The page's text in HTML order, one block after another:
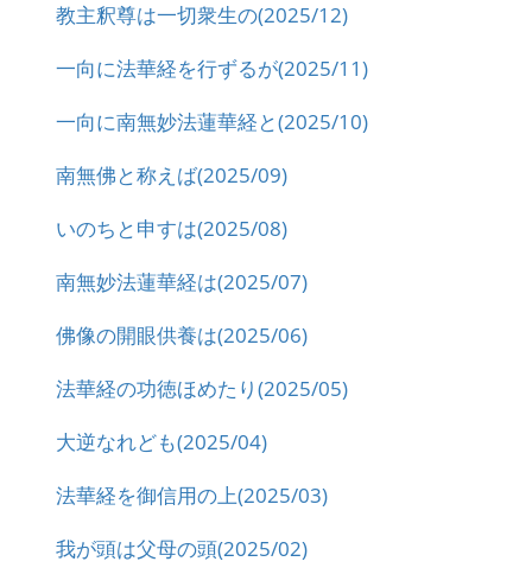
教主釈尊は一切衆生の(2025/12)
一向に法華経を行ずるが(2025/11)
一向に南無妙法蓮華経と(2025/10)
南無佛と称えば(2025/09)
いのちと申すは(2025/08)
南無妙法蓮華経は(2025/07)
佛像の開眼供養は(2025/06)
法華経の功徳ほめたり(2025/05)
大逆なれども(2025/04)
法華経を御信用の上(2025/03)
我が頭は父母の頭(2025/02)